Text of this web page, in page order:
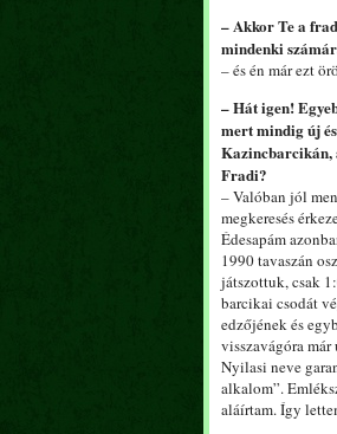
– Akkor Te a
mindenki
– és én már ezt
– Hát igen!
mert mindig új
Kazincbarcikán,
Fradi?
– Valóban jól
megkeresés
Édesapám
1990 tavaszán
játszottuk, csak
barcikai csodát
edzőjének és
visszavágóra
Nyilasi neve
alkalom”.
aláírtam. Így